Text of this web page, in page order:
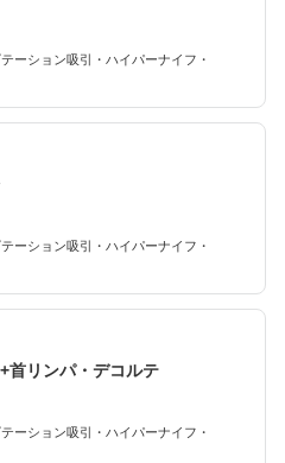
ーション吸引・ハイパーナイフ・
ーション吸引・ハイパーナイフ・
リンパ・デコルテ
ーション吸引・ハイパーナイフ・